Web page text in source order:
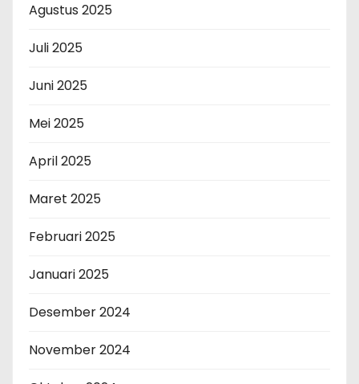
Agustus 2025
Juli 2025
Juni 2025
Mei 2025
April 2025
Maret 2025
Februari 2025
Januari 2025
Desember 2024
November 2024